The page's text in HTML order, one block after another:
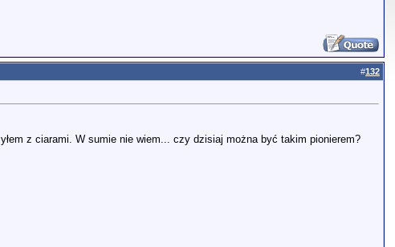
#132
z ciarami. W sumie nie wiem... czy dzisiaj można być takim pionierem?